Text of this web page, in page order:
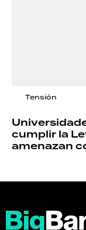
Tensión
cumplir la
amenazan